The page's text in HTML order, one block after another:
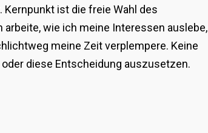
Kernpunkt ist die freie Wahl des
wie ich meine Interessen auslebe,
meine Zeit verplempere. Keine
diese Entscheidung auszusetzen.